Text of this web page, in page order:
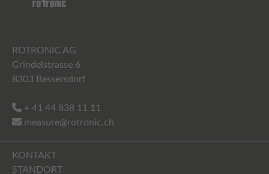
ROTRONIC AG
Grindelstrasse 6
8303 Bassersdorf
+ 41 44 838 11 11
measure@rotronic.ch
KONTAKT
STANDORT